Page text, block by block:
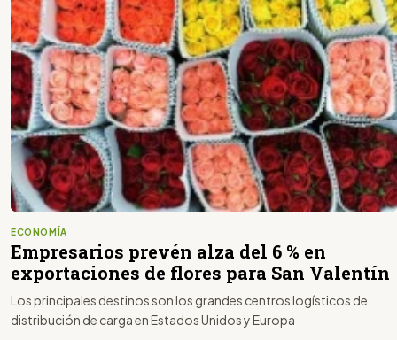
ECONOMÍA
Empresarios prevén alza del 6 % en
exportaciones de flores para San Valentín
Los principales destinos son los grandes centros logísticos de
distribución de carga en Estados Unidos y Europa